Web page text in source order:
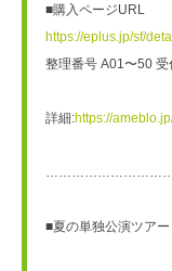
■購入ページURL
https://eplus.jp/sf/
整理番号 A01〜50 受
詳細:https://
■夏の単独公演ツアー